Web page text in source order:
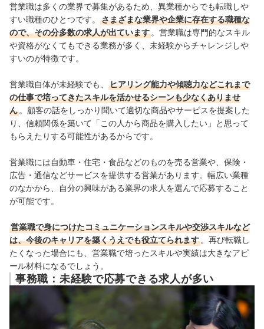
営業職は多くの業界で募集があるため、 異業種からでも転職しや
すい職種のひとつです。
さまざまな業界や企業に存在する職種な
ので、その分多数の求人が出ています 。営業職は専門的なスキル
や資格がなくてもできる業務が多く
、未経験からチャレンジしや
すいのが特徴です。
営業職自体が未経験でも、
ヒアリング能力や傾聴力などこれまで
の仕事で培ってきたスキルを活かせるシーンも少なくありませ
ん 。顧客の話をしっかり聞いて適切な商品やサービスを提案した
り、信頼関係を築いて「この人から商品を購入したい」と思って
もらえたりする可能性があるからです。
営業職には自動車・住宅・食品などのものを売る営業や、保険・
広告・通信などサービスを提供する営業があります。幅広い業種
のなかから、自分の興味がある業界の求人を選んで応募すること
が可能です。
営業職で身につけたコミュニケーションスキルや交渉スキルなど
は、今後のキャリアを築くうえでも役立てられます 。再び転職し
たくなった場合にも、営業職で培ったスキルや実績は大きなアピ
ール材料になるでしょう。
事務職：未経験で応募できる求人が多い